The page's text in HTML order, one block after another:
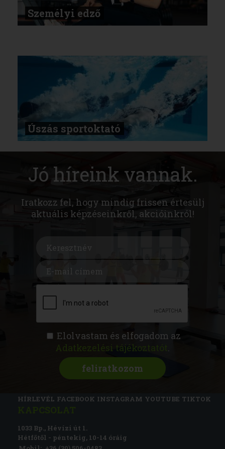
Személyi edző
Úszás sportoktató
Jó híreink vannak.
Iratkozz fel, hogy mindig frissen értesülj
aktuális képzéseinkről, akcióinkról!
Elolvastam és elfogadom az
Adatkezelési tájékoztatót .
FITNESS AKADÉMIA
RÓLUNK MAGAZIN
CSATLAKOZZ
HÍRLEVÉL FACEBOOK INSTAGRAM YOUTUBE TIKTOK
1033 Bp., Hévízi út 1.
Hétfőtől - péntekig, 10-14 óráig